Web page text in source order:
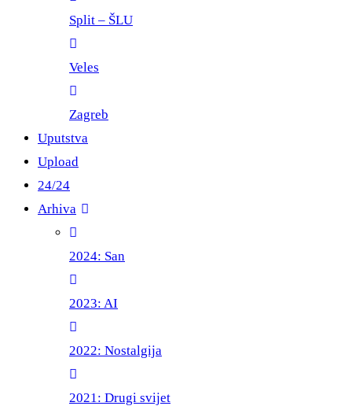
Split – ŠLU
Veles
Zagreb
Uputstva
Upload
24/24
Arhiva
2024: San
2023: AI
2022: Nostalgija
2021: Drugi svijet